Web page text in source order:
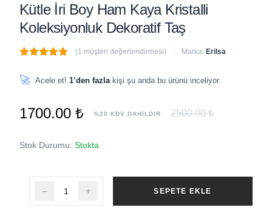
Kütle İri Boy Ham Kaya Kristalli
Koleksiyonluk Dekoratif Taş
(1 müşteri değerlendirmesi) Marka: Erilsa
🚀 Acele et! 1’den fazla kişi şu anda bu ürünü inceliyor.
1700.00 ₺ %20 KDV DAHİLDİR 2500.00 ₺
Stok Durumu: Stokta
SEPETE EKLE